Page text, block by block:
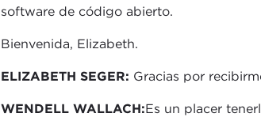
software de código abierto.
Bienvenida, Elizabeth.
ELIZABETH SEGER: Gracias por
WENDELL WALLACH:Es un placer